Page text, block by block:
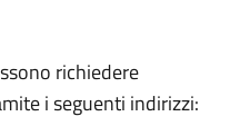
richiedere
i seguenti indirizzi: